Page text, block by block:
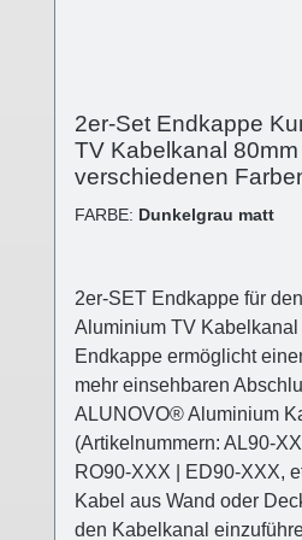
2er-Set Endkappe
TV Kabelkanal 80mm
verschiedenen
FARBE: Dunkelgrau matt
2er-SET Endkappe für
Aluminium TV
Endkappe ermöglicht
mehr einsehbaren
ALUNOVO® Aluminium
(Artikelnummern: AL90-
RO90-XXX | ED90-XXX,
Kabel aus Wand oder
den Kabelkanal